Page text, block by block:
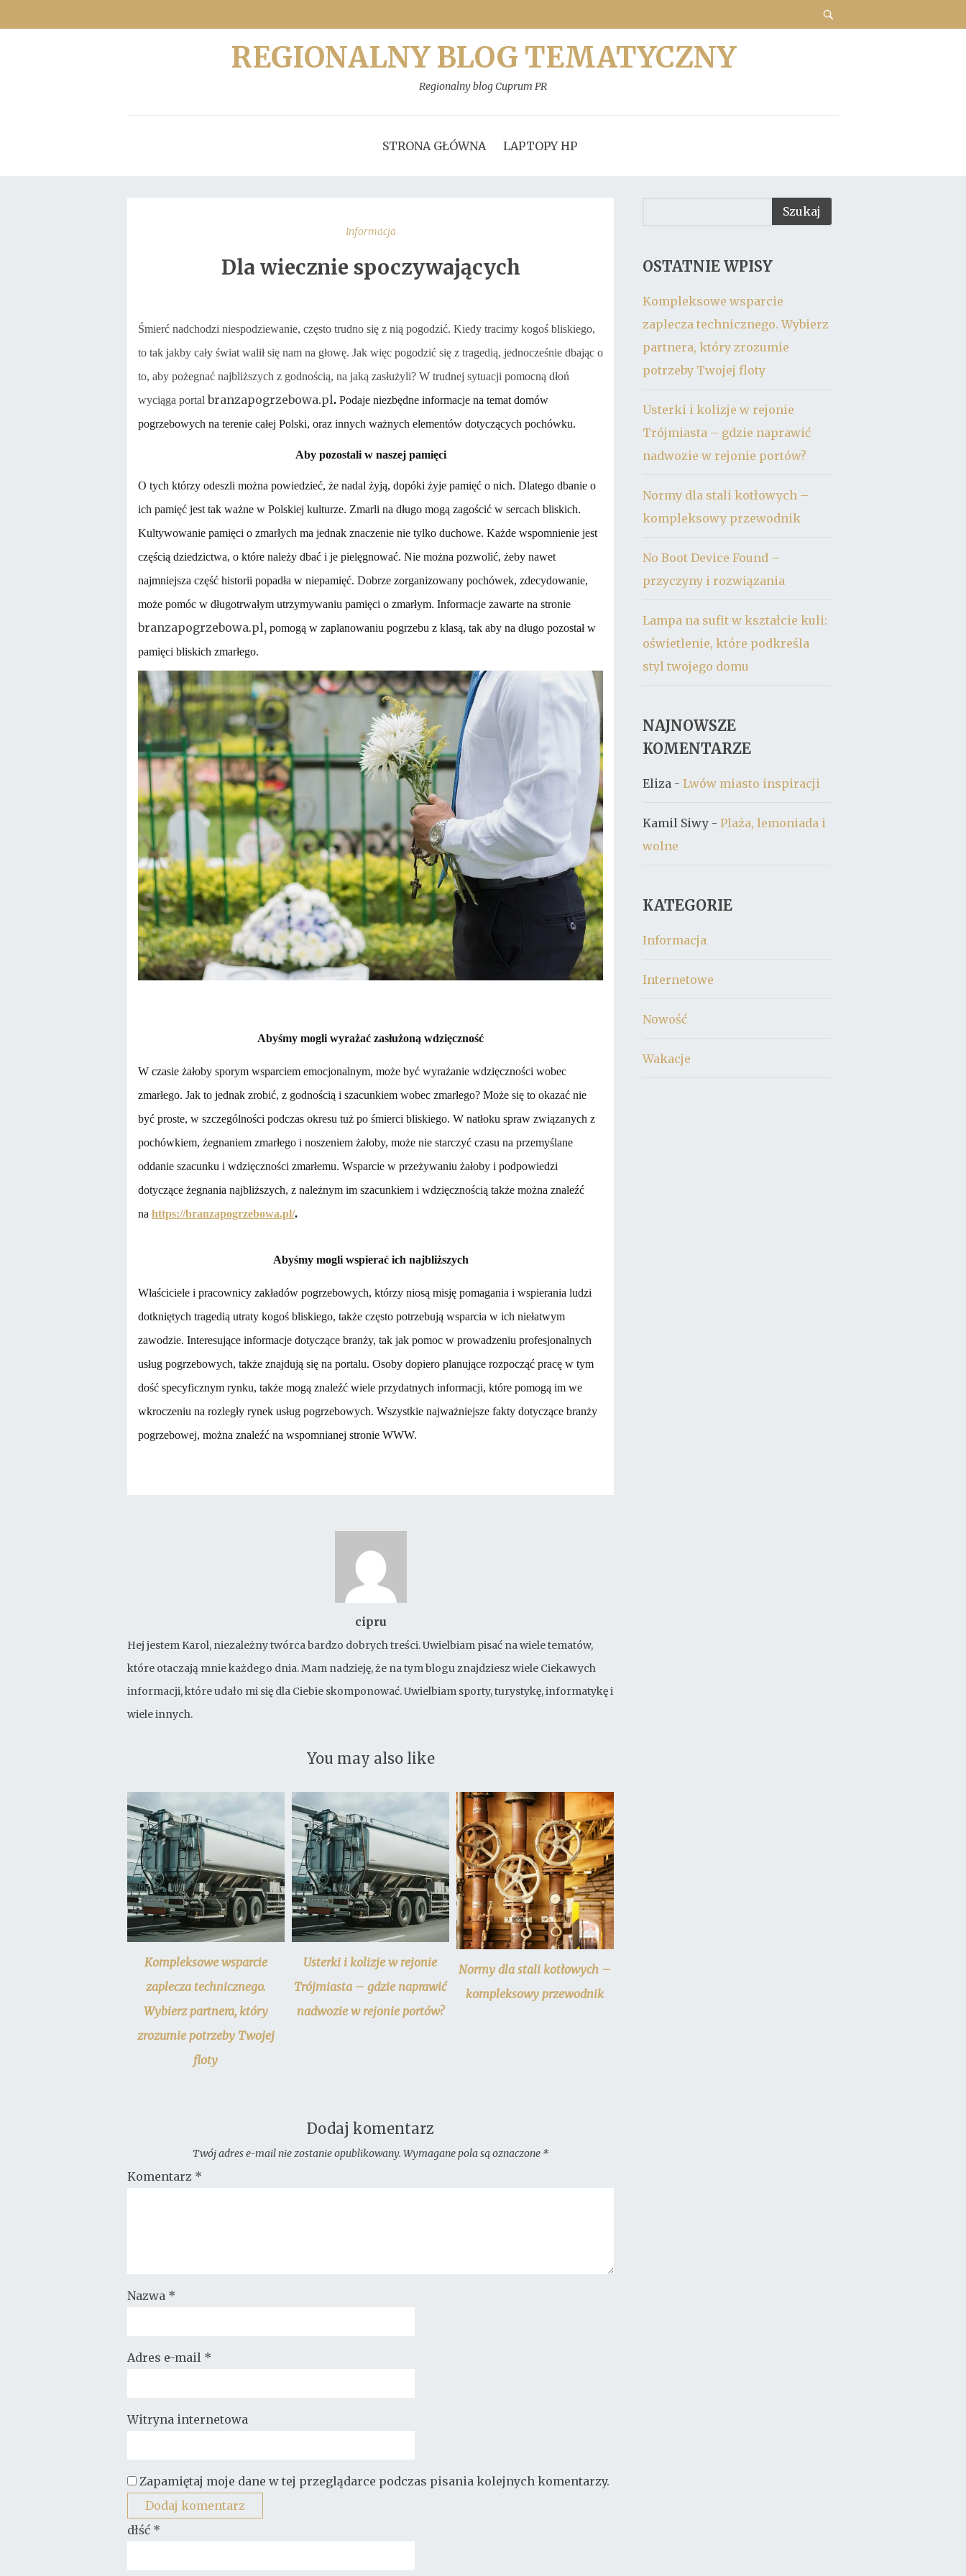
REGIONALNY BLOG TEMATYCZNY
Regionalny blog Cuprum PR
STRONA GŁÓWNA LAPTOPY HP
Informacja
Dla wiecznie spoczywających
Śmierć nadchodzi niespodziewanie, często trudno się z nią pogodzić. Kiedy tracimy kogoś bliskiego,
to tak jakby cały świat walił się nam na głowę. Jak więc pogodzić się z tragedią, jednocześnie dbając o
to, aby pożegnać najbliższych z godnością, na jaką zasłużyli? W trudnej sytuacji pomocną dłoń
wyciąga portal branzapogrzebowa.pl. Podaje niezbędne informacje na temat domów
pogrzebowych na terenie całej Polski, oraz innych ważnych elementów dotyczących pochówku.
Aby pozostali w naszej pamięci
O tych którzy odeszli można powiedzieć, że nadal żyją, dopóki żyje pamięć o nich. Dlatego dbanie o
ich pamięć jest tak ważne w Polskiej kulturze. Zmarli na długo mogą zagościć w sercach bliskich.
Kultywowanie pamięci o zmarłych ma jednak znaczenie nie tylko duchowe. Każde wspomnienie jest
częścią dziedzictwa, o które należy dbać i je pielęgnować. Nie można pozwolić, żeby nawet
najmniejsza część historii popadła w niepamięć. Dobrze zorganizowany pochówek, zdecydowanie,
może pomóc w długotrwałym utrzymywaniu pamięci o zmarłym. Informacje zawarte na stronie
branzapogrzebowa.pl, pomogą w zaplanowaniu pogrzebu z klasą, tak aby na długo pozostał w
pamięci bliskich zmarłego.
Abyśmy mogli wyrażać zasłużoną wdzięczność
W czasie żałoby sporym wsparciem emocjonalnym, może być wyrażanie wdzięczności wobec
zmarłego. Jak to jednak zrobić, z godnością i szacunkiem wobec zmarłego? Może się to okazać nie
być proste, w szczególności podczas okresu tuż po śmierci bliskiego. W natłoku spraw związanych z
pochówkiem, żegnaniem zmarłego i noszeniem żałoby, może nie starczyć czasu na przemyślane
oddanie szacunku i wdzięczności zmarłemu. Wsparcie w przeżywaniu żałoby i podpowiedzi
dotyczące żegnania najbliższych, z należnym im szacunkiem i wdzięcznością także można znaleźć
na https://branzapogrzebowa.pl/.
Abyśmy mogli wspierać ich najbliższych
Właściciele i pracownicy zakładów pogrzebowych, którzy niosą misję pomagania i wspierania ludzi
dotkniętych tragedią utraty kogoś bliskiego, także często potrzebują wsparcia w ich niełatwym
zawodzie. Interesujące informacje dotyczące branży, tak jak pomoc w prowadzeniu profesjonalnych
usług pogrzebowych, także znajdują się na portalu. Osoby dopiero planujące rozpocząć pracę w tym
dość specyficznym rynku, także mogą znaleźć wiele przydatnych informacji, które pomogą im we
wkroczeniu na rozległy rynek usług pogrzebowych. Wszystkie najważniejsze fakty dotyczące branży
pogrzebowej, można znaleźć na wspomnianej stronie WWW.
cipru
Hej jestem Karol, niezależny twórca bardzo dobrych treści. Uwielbiam pisać na wiele tematów,
które otaczają mnie każdego dnia. Mam nadzieję, że na tym blogu znajdziesz wiele Ciekawych
informacji, które udało mi się dla Ciebie skomponować. Uwielbiam sporty, turystykę, informatykę i
wiele innych.
You may also like
Kompleksowe wsparcie
zaplecza technicznego.
Wybierz partnera, który
zrozumie potrzeby Twojej
floty
Usterki i kolizje w rejonie
Trójmiasta – gdzie naprawić
nadwozie w rejonie portów?
Normy dla stali kotłowych –
kompleksowy przewodnik
Dodaj komentarz
Twój adres e-mail nie zostanie opublikowany. Wymagane pola są oznaczone *
Komentarz *
Nazwa *
Adres e-mail *
Witryna internetowa
Zapamiętaj moje dane w tej przeglądarce podczas pisania kolejnych komentarzy.
dłść *
OSTATNIE WPISY
Kompleksowe wsparcie
zaplecza technicznego. Wybierz
partnera, który zrozumie
potrzeby Twojej floty
Usterki i kolizje w rejonie
Trójmiasta – gdzie naprawić
nadwozie w rejonie portów?
Normy dla stali kotłowych –
kompleksowy przewodnik
No Boot Device Found –
przyczyny i rozwiązania
Lampa na sufit w kształcie kuli:
oświetlenie, które podkreśla
styl twojego domu
NAJNOWSZE
KOMENTARZE
Eliza -Lwów miasto inspiracji
Kamil Siwy -Plaża, lemoniada i
wolne
KATEGORIE
Informacja
Internetowe
Nowość
Wakacje